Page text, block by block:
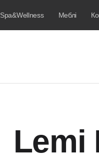
Spa&Wellness Меблі
Lemi